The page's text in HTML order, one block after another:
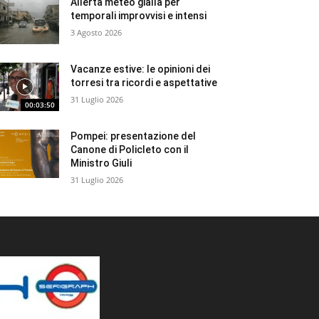
temporali improvvisi e intensi
3 Agosto 2026
00:03:50
Vacanze estive: le opinioni dei
torresi tra ricordi e aspettative
31 Luglio 2026
Pompei: presentazione del
Canone di Policleto con il
Ministro Giuli
31 Luglio 2026